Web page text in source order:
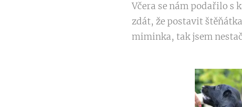
Včera se nám podařilo s
zdát, že postavit
miminka, tak jsem